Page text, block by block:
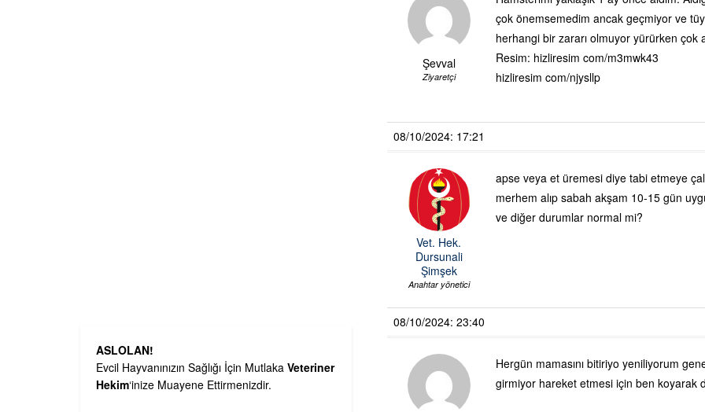
Şevval
Ziyaretçi
çok önemsemedim ancak geçmiyor ve
herhangi bir zararı olmuyor yürürken çok
Resim: hizliresim com/m3mwk43
hizliresim com/njysllp
08/10/2024: 17:21
Vet. Hek.
Dursunali
Şimşek
Anahtar yönetici
apse veya et üremesi diye tabi etmeye
merhem alıp sabah akşam 10-15 gün
ve diğer durumlar normal mi?
08/10/2024: 23:40
Hergün mamasını bitiriyo yeniliyorum
girmiyor hareket etmesi için ben koyarak
ASLOLAN!
Evcil Hayvanınızın Sağlığı İçin Mutlaka Veteriner
Hekim‘inize Muayene Ettirmenizdir.